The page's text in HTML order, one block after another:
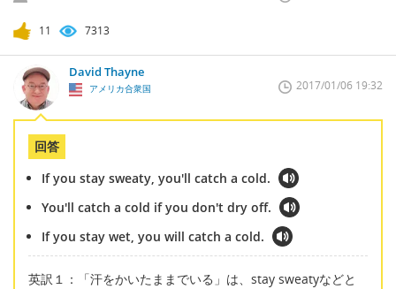
11 7313
David Thayne
アメリカ合衆国 2017/01/06 19:32
回答
If you stay sweaty, you'll catch a cold.
You'll catch a cold if you don't dry off.
If you stay wet, you will catch a cold.
英訳１：「汗をかいたままでいる」は、stay sweatyなどと